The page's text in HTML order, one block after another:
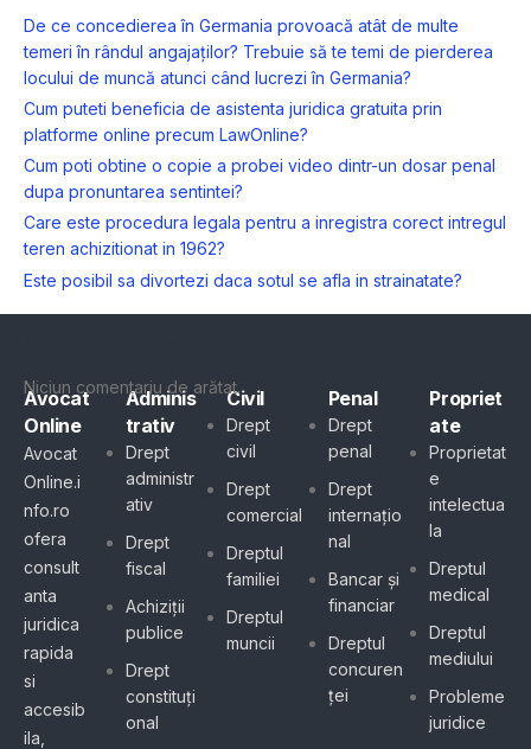
De ce concedierea în Germania provoacă atât de multe
temeri în rândul angajaților? Trebuie să te temi de pierderea
locului de muncă atunci când lucrezi în Germania?
Cum puteti beneficia de asistenta juridica gratuita prin
platforme online precum LawOnline?
Cum poti obtine o copie a probei video dintr-un dosar penal
dupa pronuntarea sentintei?
Care este procedura legala pentru a inregistra corect intregul
teren achizitionat in 1962?
Este posibil sa divortezi daca sotul se afla in strainatate?
Niciun comentariu de arătat.
Avocat
Online
Avocat
Online.i
nfo.ro
ofera
consult
anta
juridica
rapida
si
accesib
ila,
Adminis
trativ
Drept
administr
ativ
Drept
fiscal
Achiziții
publice
Drept
constituți
onal
Civil
Drept
civil
Drept
comercial
Dreptul
familiei
Dreptul
muncii
Penal
Drept
penal
Drept
internațio
nal
Bancar și
financiar
Dreptul
concuren
ței
Propriet
ate
Proprietat
e
intelectua
la
Dreptul
medical
Dreptul
mediului
Probleme
juridice